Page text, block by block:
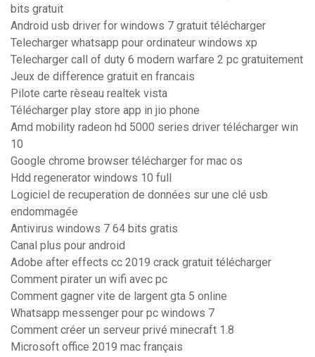
bits gratuit
Android usb driver for windows 7 gratuit télécharger
Telecharger whatsapp pour ordinateur windows xp
Telecharger call of duty 6 modern warfare 2 pc gratuitement
Jeux de difference gratuit en francais
Pilote carte rèseau realtek vista
Télécharger play store app in jio phone
Amd mobility radeon hd 5000 series driver télécharger win
10
Google chrome browser télécharger for mac os
Hdd regenerator windows 10 full
Logiciel de recuperation de données sur une clé usb
endommagée
Antivirus windows 7 64 bits gratis
Canal plus pour android
Adobe after effects cc 2019 crack gratuit télécharger
Comment pirater un wifi avec pc
Comment gagner vite de largent gta 5 online
Whatsapp messenger pour pc windows 7
Comment créer un serveur privé minecraft 1.8
Microsoft office 2019 mac français